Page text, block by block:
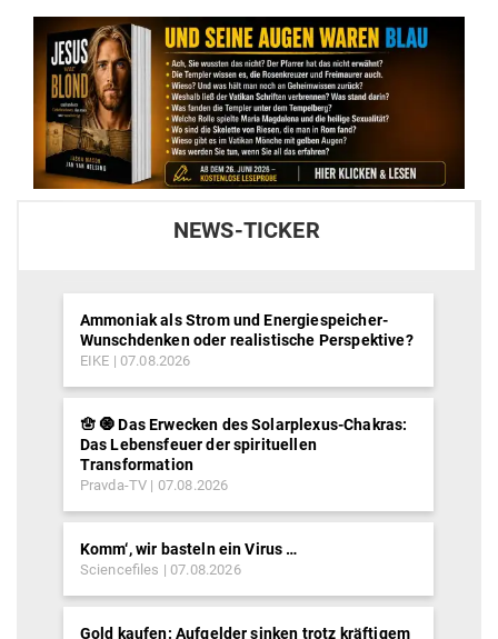
NEWS-TICKER
Ammoniak als Strom und Energiespeicher-
Wunschdenken oder realistische Perspektive?
EIKE 07.08.2026
🪬 🧿 Das Erwecken des Solarplexus-Chakras:
Das Lebensfeuer der spirituellen
Transformation
Pravda-TV 07.08.2026
Komm‘, wir basteln ein Virus …
Sciencefiles 07.08.2026
Gold kaufen: Aufgelder sinken trotz kräftigem